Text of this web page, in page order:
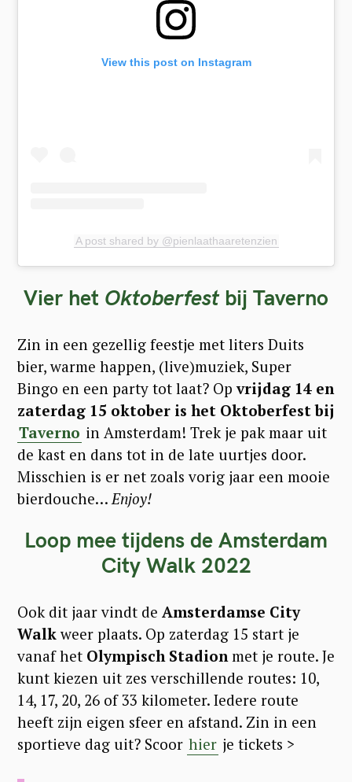
View this post on Instagram
A post shared by @pienlaathaaretenzien
Vier het Oktoberfestbij Taverno
Zin in een gezellig feestje met liters Duits
bier, warme happen, (live)muziek, Super
Bingo en een party tot laat? Opvrijdag 14 en
zaterdag 15 oktober is het Oktoberfest bij
Taverno in Amsterdam! Trek je pak maar uit
de kast en dans tot in de late uurtjes door.
Misschien is er net zoals vorig jaar een mooie
bierdouche… Enjoy!
Loop mee tijdens de Amsterdam
City Walk 2022
Ook dit jaar vindt de Amsterdamse City
Walkweer plaats. Op zaterdag 15 start je
vanaf het Olympisch Stadionmet je route. Je
kunt kiezen uit zes verschillende routes: 10,
14, 17, 20, 26 of 33 kilometer. Iedere route
heeft zijn eigen sfeer en afstand. Zin in een
sportieve dag uit? Scoor hier je tickets >